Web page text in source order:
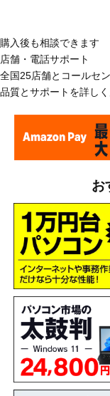
購入後も相談できます
店舗・電話サポート
全国25店舗とコールセ
品質とサポートを詳し
お